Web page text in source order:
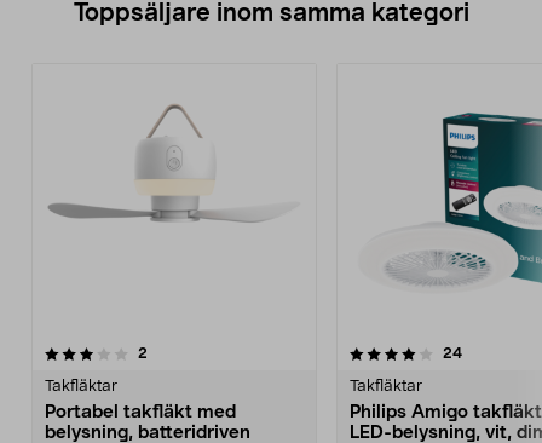
Toppsäljare inom samma kategori
2
Takfläktar
Portabel takfläkt med
belysning, batteridriven
4.0 av 5 stjärnor 24recensioner
Takfläktar
Philips Amigo
LED-belysning, vit,
3.5 av 5 stjärnor